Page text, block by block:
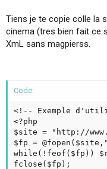
Tiens je te copie colle la
cinema (tres bien fait ce
XmL sans magpierss.
Code:
<!-- Exemple
<?php
$site = "http://
$fp =
while(!feof($fp))
fclose($fp);